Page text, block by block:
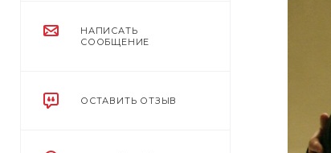
НАПИСАТЬ
СООБЩЕНИЕ
ОСТАВИТЬ ОТЗЫВ